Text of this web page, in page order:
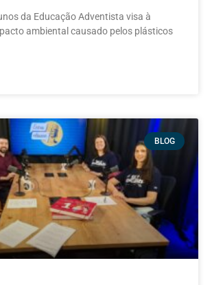
da Educação Adventista visa à
ambiental causado pelos plásticos
BLOG